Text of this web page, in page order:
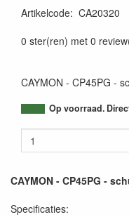
Artikelcode: CA20320
0 ster(ren) met 0
CAYMON - CP45PG -
Op voorraad.
CAYMON - CP45PG -
Specificaties: